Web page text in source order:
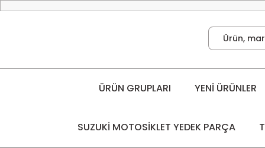
ÜRÜN GRUPLARI YENİ ÜRÜNLER
SUZUKİ MOTOSİKLET YEDEK PARÇA